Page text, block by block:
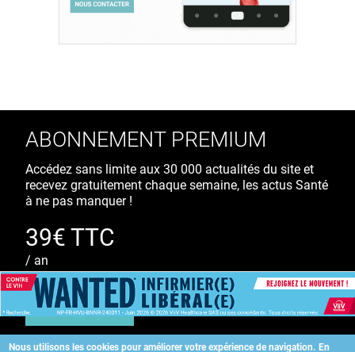
Nous utilisons les cookies pour améliorer votre expérience de navigation. En
ABONNEMENT PREMIUM
Accédez sans limite aux 30 000 actualités du site et
recevez gratuitement chaque semaine, les actus Santé
à ne pas manquer !
39€ TTC
/ an
S'ABONNER